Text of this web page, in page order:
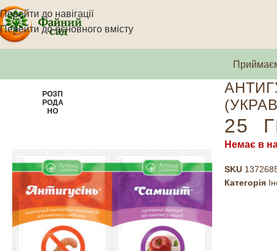
Перейти до навігації
Перейти до основного вмісту
РОЗП
РОДА
НО
25
Немає в
SKU
Категорія